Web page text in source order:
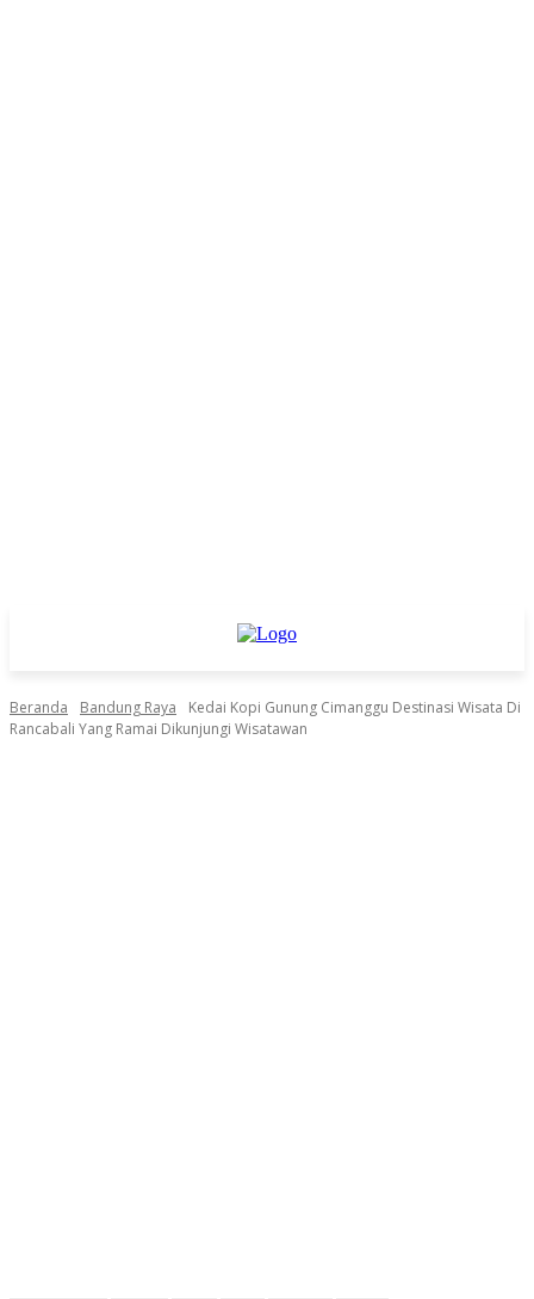
Beranda Bandung Raya
Kedai Kopi Gunung Cimanggu Destinasi Wisata Di
Rancabali Yang Ramai Dikunjungi Wisatawan